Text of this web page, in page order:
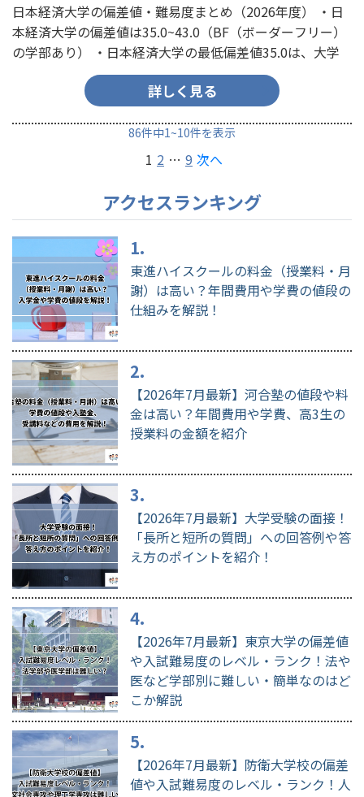
日本経済大学の偏差値・難易度まとめ（2026年度） ・日
本経済大学の偏差値は35.0~43.0（BF（ボーダーフリー）
の学部あり） ・日本経済大学の最低偏差値35.0は、大学
上位93.3%の難易度 ・偏差値が最も高いのは…
詳しく見る
86件中1~10件を表示
1 2 … 9 次へ
アクセスランキング
東進ハイスクールの料金（授業料・月
謝）は高い？年間費用や学費の値段の
仕組みを解説！
【2026年7月最新】河合塾の値段や料
金は高い？年間費用や学費、高3生の
授業料の金額を紹介
【2026年7月最新】大学受験の面接！
「長所と短所の質問」への回答例や答
え方のポイントを紹介！
【2026年7月最新】東京大学の偏差値
や入試難易度のレベル・ランク！法や
医など学部別に難しい・簡単なのはど
こか解説
【2026年7月最新】防衛大学校の偏差
値や入試難易度のレベル・ランク！人